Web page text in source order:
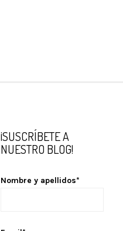
¡SUSCRÍBETE A
NUESTRO BLOG!
Nombre y apellidos*